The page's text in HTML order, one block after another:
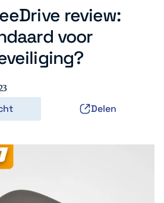
review:
voor
Delen